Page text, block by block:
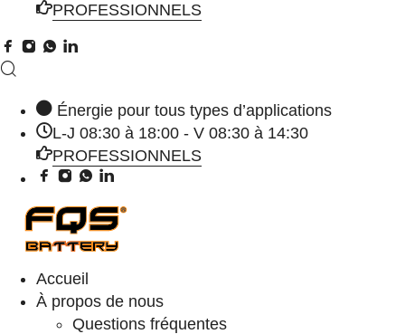
PROFESSIONNELS
Énergie pour tous types d’applications
L-J 08:30 à 18:00 - V 08:30 à 14:30
PROFESSIONNELS
Accueil
À propos de nous
Questions fréquentes